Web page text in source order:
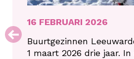
16 FEBRUARI 2026
Buurtgezinnen
1 maart 2026 drie jaar.